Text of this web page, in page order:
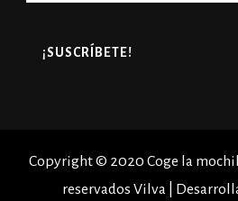
Copyright © 2020 Coge la
reservados Vilva |